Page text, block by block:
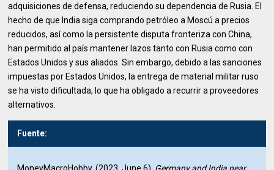
adquisiciones de defensa, reduciendo su dependencia de Rusia. El
hecho de que India siga comprando petróleo a Moscú a precios
reducidos, así como la persistente disputa fronteriza con China,
han permitido al país mantener lazos tanto con Rusia como con
Estados Unidos y sus aliados. Sin embargo, debido a las sanciones
impuestas por Estados Unidos, la entrega de material militar ruso
se ha visto dificultada, lo que ha obligado a recurrir a proveedores
alternativos.
Fuente:
MoneyMacroHobby. (2023, June 6). Germany and India near